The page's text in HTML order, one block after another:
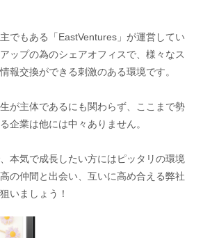
でもある「EastVentures」が運営してい
ップの為のシェアオフィスで、様々なス
報交換ができる刺激のある環境です。
が主体であるにも関わらず、ここまで勢
企業は他には中々ありません。
本気で成長したい方にはピッタリの環境
の仲間と出会い、互いに高め合える弊社
いましょう！